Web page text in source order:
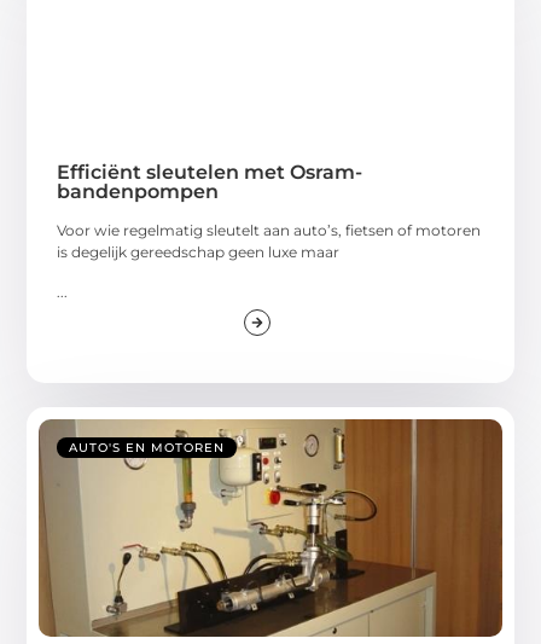
Efficiënt sleutelen met Osram-
bandenpompen
Voor wie regelmatig sleutelt aan auto’s, fietsen of motoren
is degelijk gereedschap geen luxe maar
AUTO'S EN MOTOREN